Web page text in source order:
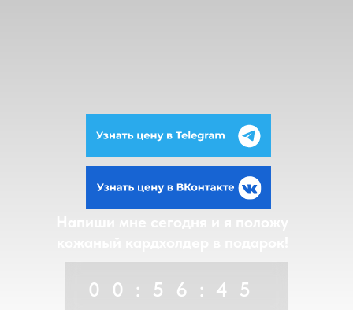
00:56:44